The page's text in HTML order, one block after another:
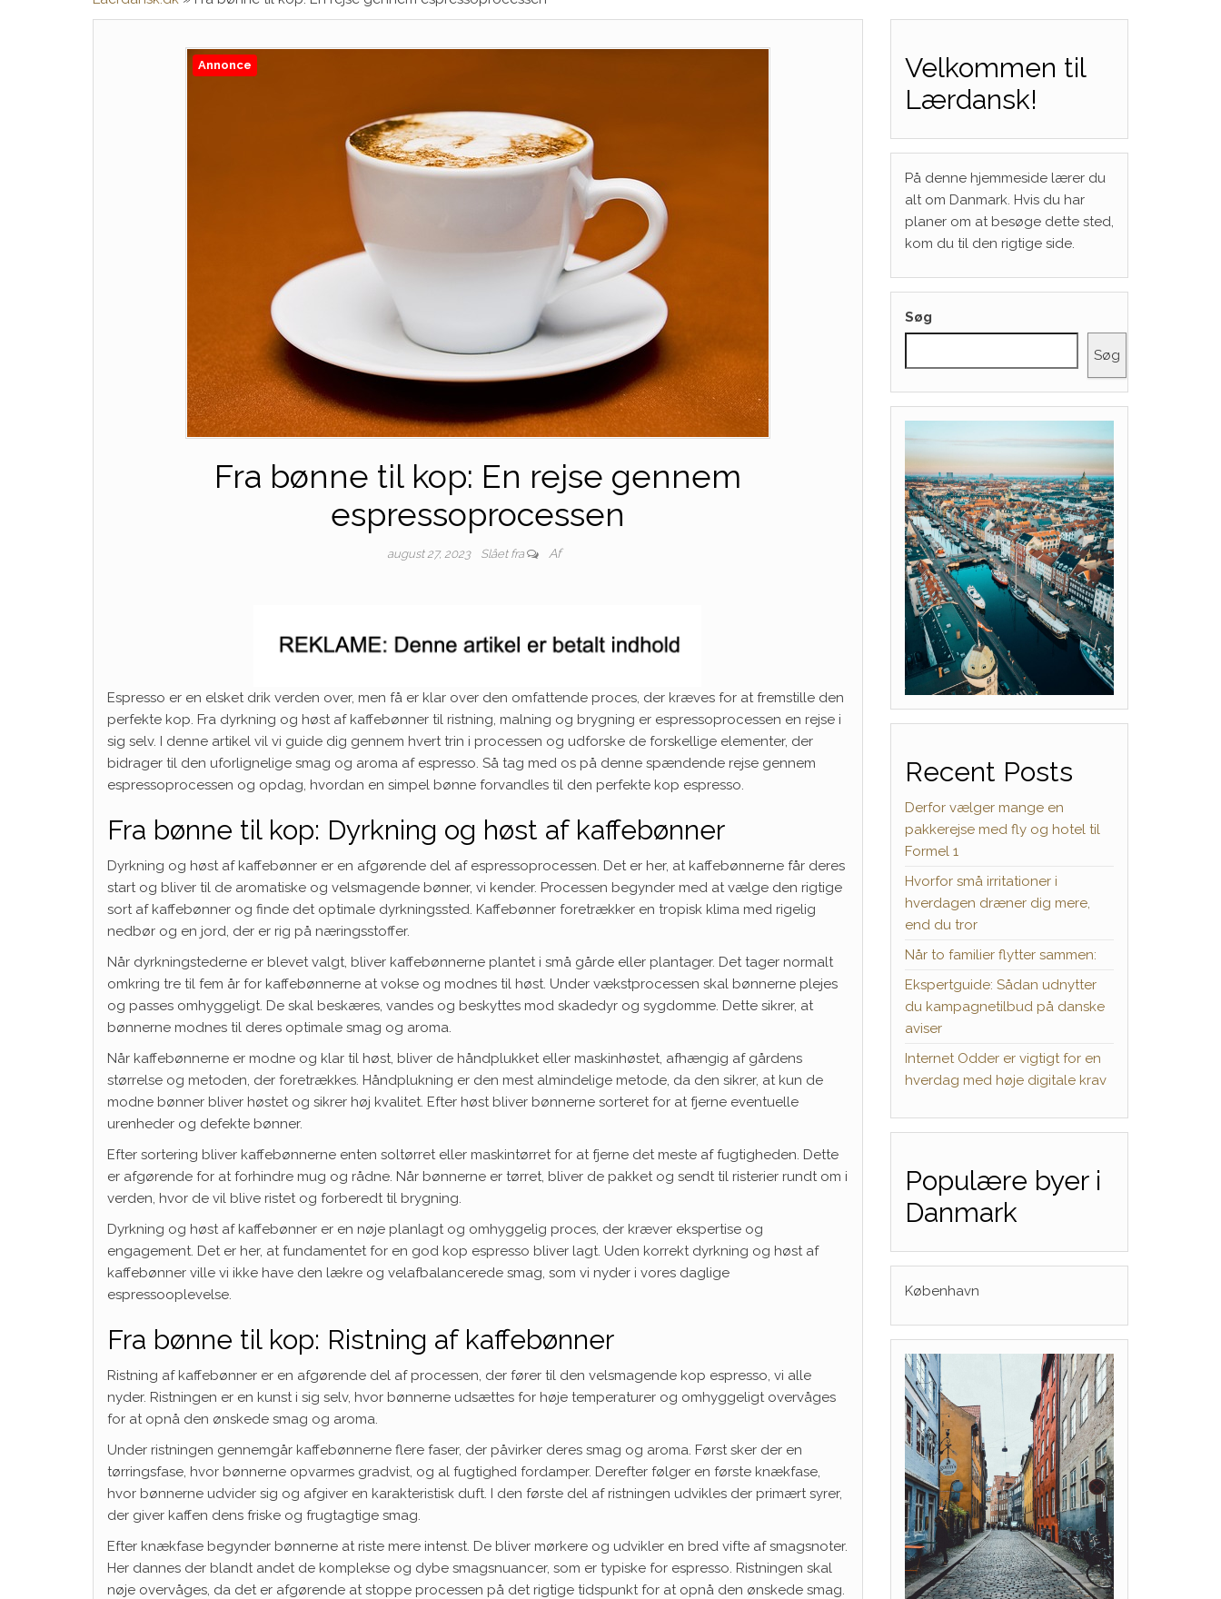
Annonce
Fra bønne til kop: En rejse gennem
espressoprocessen
august 27, 2023 Slået fra Af
Espresso er en elsket drik verden over, men få er klar over den omfattende proces, der kræves for at fremstille den
perfekte kop. Fra dyrkning og høst af kaffebønner til ristning, malning og brygning er espressoprocessen en rejse i
sig selv. I denne artikel vil vi guide dig gennem hvert trin i processen og udforske de forskellige elementer, der
bidrager til den uforlignelige smag og aroma af espresso. Så tag med os på denne spændende rejse gennem
espressoprocessen og opdag, hvordan en simpel bønne forvandles til den perfekte kop espresso.
Fra bønne til kop: Dyrkning og høst af kaffebønner
Dyrkning og høst af kaffebønner er en afgørende del af espressoprocessen. Det er her, at kaffebønnerne får deres
start og bliver til de aromatiske og velsmagende bønner, vi kender. Processen begynder med at vælge den rigtige
sort af kaffebønner og finde det optimale dyrkningssted. Kaffebønner foretrækker en tropisk klima med rigelig
nedbør og en jord, der er rig på næringsstoffer.
Når dyrkningstederne er blevet valgt, bliver kaffebønnerne plantet i små gårde eller plantager. Det tager normalt
omkring tre til fem år for kaffebønnerne at vokse og modnes til høst. Under vækstprocessen skal bønnerne plejes
og passes omhyggeligt. De skal beskæres, vandes og beskyttes mod skadedyr og sygdomme. Dette sikrer, at
bønnerne modnes til deres optimale smag og aroma.
Når kaffebønnerne er modne og klar til høst, bliver de håndplukket eller maskinhøstet, afhængig af gårdens
størrelse og metoden, der foretrækkes. Håndplukning er den mest almindelige metode, da den sikrer, at kun de
modne bønner bliver høstet og sikrer høj kvalitet. Efter høst bliver bønnerne sorteret for at fjerne eventuelle
urenheder og defekte bønner.
Efter sortering bliver kaffebønnerne enten soltørret eller maskintørret for at fjerne det meste af fugtigheden. Dette
er afgørende for at forhindre mug og rådne. Når bønnerne er tørret, bliver de pakket og sendt til risterier rundt om i
verden, hvor de vil blive ristet og forberedt til brygning.
Dyrkning og høst af kaffebønner er en nøje planlagt og omhyggelig proces, der kræver ekspertise og
engagement. Det er her, at fundamentet for en god kop espresso bliver lagt. Uden korrekt dyrkning og høst af
kaffebønner ville vi ikke have den lækre og velafbalancerede smag, som vi nyder i vores daglige
espressooplevelse.
Fra bønne til kop: Ristning af kaffebønner
Ristning af kaffebønner er en afgørende del af processen, der fører til den velsmagende kop espresso, vi alle
nyder. Ristningen er en kunst i sig selv, hvor bønnerne udsættes for høje temperaturer og omhyggeligt overvåges
for at opnå den ønskede smag og aroma.
Under ristningen gennemgår kaffebønnerne flere faser, der påvirker deres smag og aroma. Først sker der en
tørringsfase, hvor bønnerne opvarmes gradvist, og al fugtighed fordamper. Derefter følger en første knækfase,
hvor bønnerne udvider sig og afgiver en karakteristisk duft. I den første del af ristningen udvikles der primært syrer,
der giver kaffen dens friske og frugtagtige smag.
Efter knækfase begynder bønnerne at riste mere intenst. De bliver mørkere og udvikler en bred vifte af smagsnoter.
Her dannes der blandt andet de komplekse og dybe smagsnuancer, som er typiske for espresso. Ristningen skal
nøje overvåges, da det er afgørende at stoppe processen på det rigtige tidspunkt for at opnå den ønskede smag.
Velkommen til
Lærdansk!
På denne hjemmeside lærer du
alt om Danmark. Hvis du har
planer om at besøge dette sted,
kom du til den rigtige side.
Søg
Søg
Recent Posts
Derfor vælger mange en
pakkerejse med fly og hotel til
Formel 1
Hvorfor små irritationer i
hverdagen dræner dig mere,
end du tror
Når to familier flytter sammen:
Ekspertguide: Sådan udnytter
du kampagnetilbud på danske
aviser
Internet Odder er vigtigt for en
hverdag med høje digitale krav
Populære byer i
Danmark
København